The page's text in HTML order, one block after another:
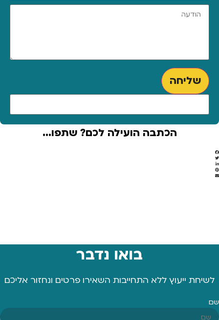
שליחה
הכתבה הועילה לכם? שתפו...
בואו נדבר
לשיחת ייעוץ ללא התחייבות השאירו פרטים ונחזור אליכם
שם